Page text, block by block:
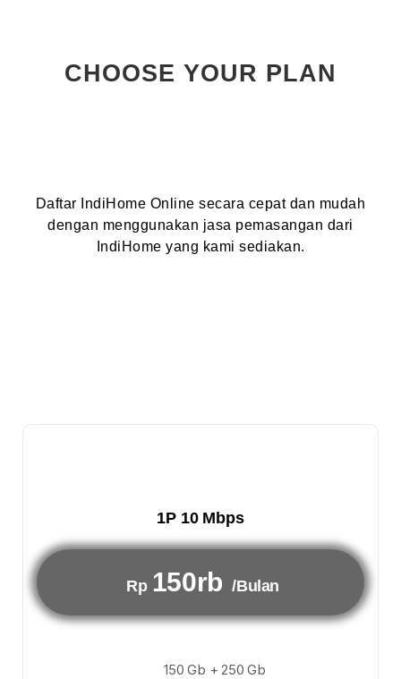
CHOOSE YOUR PLAN
Daftar IndiHome Online secara cepat dan mudah
dengan menggunakan jasa pemasangan dari
IndiHome yang kami sediakan.
1P 10 Mbps
Rp 150rb /Bulan
150 Gb + 250 Gb